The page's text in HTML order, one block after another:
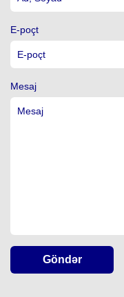
E-poçt
Mesaj
Göndər